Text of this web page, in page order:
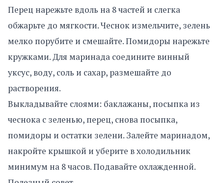
Перец нарежьте вдоль на 8 частей и слегка
обжарьте до мягкости. Чеснок измельчите, зелень
мелко порубите и смешайте. Помидоры нарежьте
кружками. Для маринада соедините винный
уксус, воду, соль и сахар, размешайте до
растворения.
Выкладывайте слоями: баклажаны, посыпка из
чеснока с зеленью, перец, снова посыпка,
помидоры и остатки зелени. Залейте маринадом,
накройте крышкой и уберите в холодильник
минимум на 8 часов. Подавайте охлажденной.